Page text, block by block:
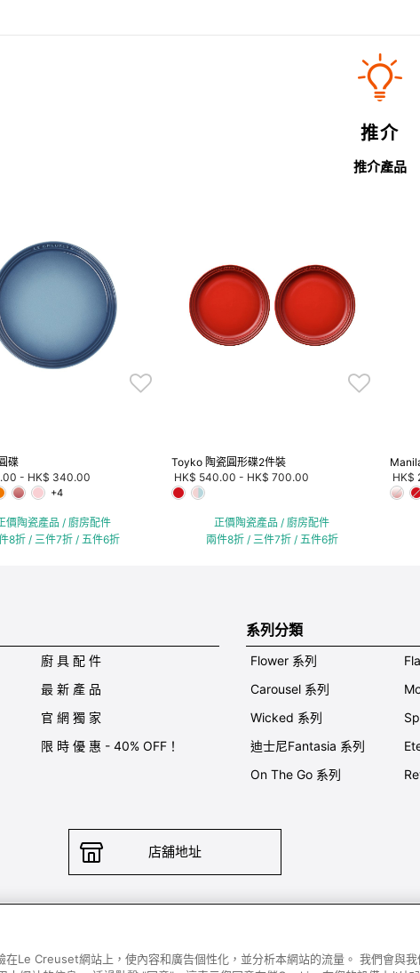
推介
推介產品
碟
- HK$ 340.00
+4
價陶瓷產品 / 廚房配件
8折 / 三件7折 / 五件6折
Toyko 陶瓷圓形碟2件裝
HK$ 540.00 - HK$ 700.00
正價陶瓷產品 / 廚房配件
兩件8折 / 三件7折 / 五件6折
HK$
廚 具 配 件
最 新 產 品
官 網 獨 家
限 時 優 惠 - 40% OFF！
系列分類
Flower 系列
Carousel 系列
Wicked 系列
迪士尼Fantasia 系列
On The Go 系列
店舖地址
Le Creuset網站上，使內容和廣告個性化，並分析本網站的流量。 我們會與我